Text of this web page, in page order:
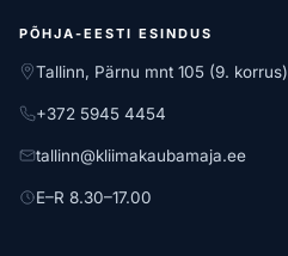
PÕHJA-EESTI ESINDUS
Tallinn, Pärnu mnt 105 (9. korrus)
+372 5945 4454
tallinn@kliimakaubamaja.ee
E–R 8.30–17.00